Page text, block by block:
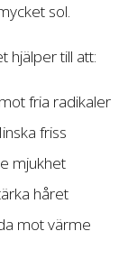
sol.
hjälper till att:
fria radikaler
friss
mjukhet
håret
mot värme